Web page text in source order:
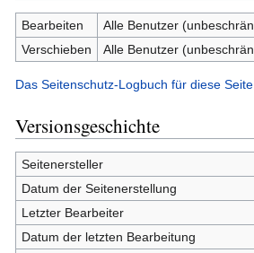
Bearbeiten
Alle Benutzer
Verschieben
Alle Benutzer
Das Seitenschutz-Logbuch für diese Seite
Versionsgeschichte
Seitenersteller
Datum der Seitenerstellung
Letzter Bearbeiter
Datum der letzten Bearbeitung